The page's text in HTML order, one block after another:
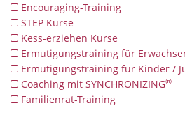
Encouraging-Training
STEP Kurse
Kess-erziehen Kurse
Ermutigungstraining für
Ermutigungstraining für Kinder /
Coaching mit SYNCHRONIZING®
Familienrat-Training